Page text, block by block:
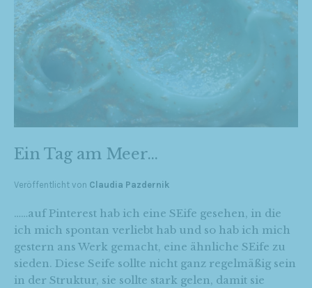
Ein Tag am Meer…
Veröffentlicht von Claudia Pazdernik
……auf Pinterest hab ich eine SEife gesehen, in die
ich mich spontan verliebt hab und so hab ich mich
gestern ans Werk gemacht, eine ähnliche SEife zu
sieden. Diese Seife sollte nicht ganz regelmäßig sein
in der Struktur, sie sollte stark gelen, damit sie